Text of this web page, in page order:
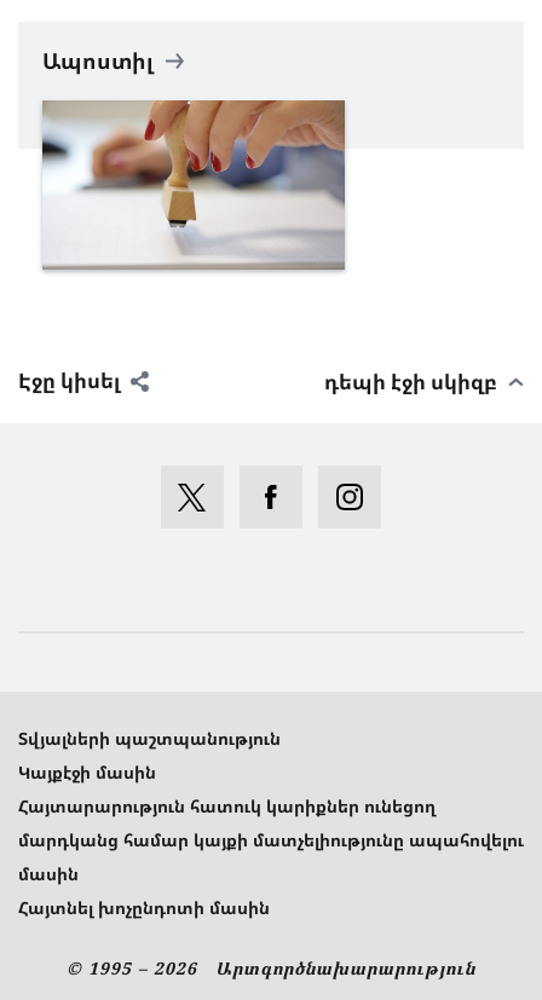
Ապոստիլ
Էջը կիսել դեպի էջի սկիզբ
Տվյալների պաշտպանություն
Կայքէջի մասին
Հայտարարություն հատուկ կարիքներ ունեցող
մարդկանց համար կայքի մատչելիությունը ապահովելու
մասին
Հայտնել խոչընդոտի մասին
© 1995 – 2026 Արտգործնախարարություն